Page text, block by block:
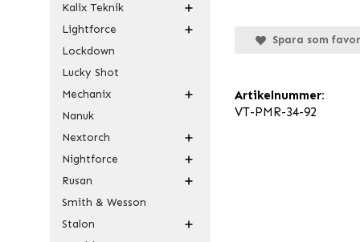
Kalix Teknik
Lightforce
Lockdown
Lucky Shot
Mechanix
Nanuk
Nextorch
Nightforce
Rusan
Smith & Wesson
Stalon
Spara som
Artikelnummer:
VT-PMR-34-92